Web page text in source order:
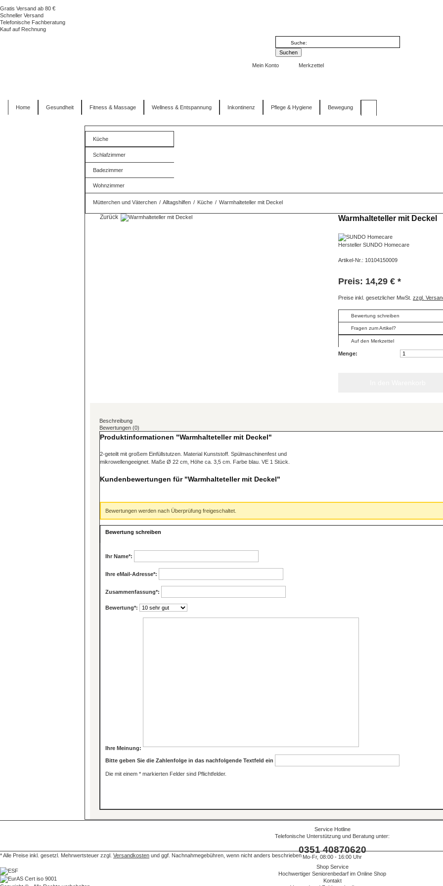
Gratis Versand ab 80 €
Schneller Versand
Telefonische Fachberatung
Kauf auf Rechnung
Mein Konto Merkzettel
Home Gesundheit Fitness & Massage Wellness & Entspannung Inkontinenz Pflege & Hygiene Bewegung
Küche
Schlafzimmer
Badezimmer
Wohnzimmer
Mütterchen und Väterchen / Alltagshilfen / Küche / Warmhalteteller mit Deckel
Zurück Warmhalteteller mit Deckel
Hersteller SUNDO Homecare
Artikel-Nr.: 10104150009
Preis: 14,29 € *
Preise inkl. gesetzlicher MwSt. zzgl.
Bewertung schreiben
Fragen zum Artikel?
Auf den Merkzettel
Menge:
Beschreibung
Bewertungen (0)
Produktinformationen "Warmhalteteller mit Deckel"
2-geteilt mit großem Einfüllstutzen. Material Kunststoff. Spülmaschinenfest und
mikrowellengeeignet. Maße Ø 22 cm, Höhe ca. 3,5 cm. Farbe blau. VE 1 Stück.
Kundenbewertungen für "Warmhalteteller mit Deckel"
Bewertungen werden nach Überprüfung freigeschaltet.
Bewertung schreiben
Ihr Name*:
Ihre eMail-Adresse*:
Zusammenfassung*:
Bewertung*:
Ihre Meinung:
Bitte geben Sie die Zahlenfolge in das nachfolgende Textfeld ein
Die mit einem * markierten Felder sind Pflichtfelder.
Service Hotline
Telefonische Unterstützung und Beratung unter:
0351 40870620
Mo-Fr, 08:00 - 16:00 Uhr
Shop Service
Hochwertiger Seniorenbedarf im Online Shop
Kontakt
* Alle Preise inkl. gesetzl. Mehrwertsteuer zzgl. Versandkosten und ggf. Nachnahmegebühren, wenn nicht anders beschrieben